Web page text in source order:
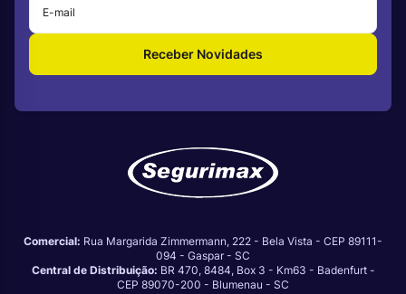
Receber Novidades
Comercial: Rua Margarida Zimmermann, 222 - Bela Vista - CEP 89111-
094 - Gaspar - SC
Central de Distribuição: BR 470, 8484, Box 3 - Km63 - Badenfurt -
CEP 89070-200 - Blumenau - SC